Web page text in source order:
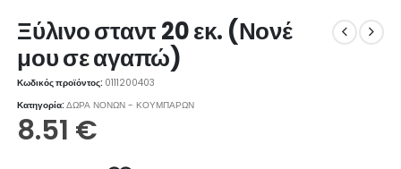
Ξύλινο σταντ 20 εκ. (Νονέ
μου σε αγαπώ)
Κωδικός προϊόντος: 0111200403
Κατηγορία:ΔΩΡΑ ΝΟΝΩΝ - ΚΟΥΜΠΑΡΩΝ
8.51 €